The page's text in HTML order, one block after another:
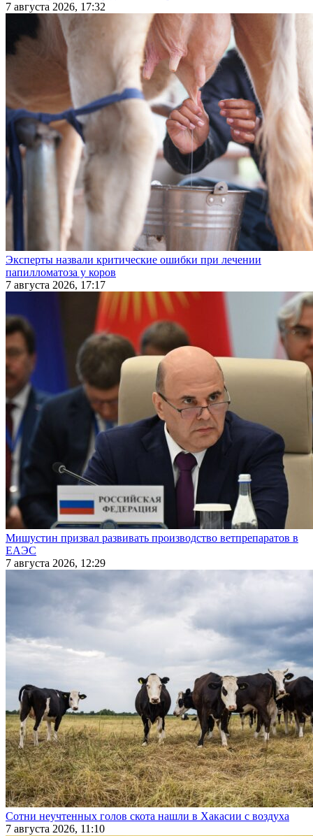
7 августа 2026, 17:32
Эксперты назвали критические ошибки при лечении
папилломатоза у коров
7 августа 2026, 17:17
Мишустин призвал развивать производство ветпрепаратов в
ЕАЭС
7 августа 2026, 12:29
Сотни неучтенных голов скота нашли в Хакасии с воздуха
7 августа 2026, 11:10